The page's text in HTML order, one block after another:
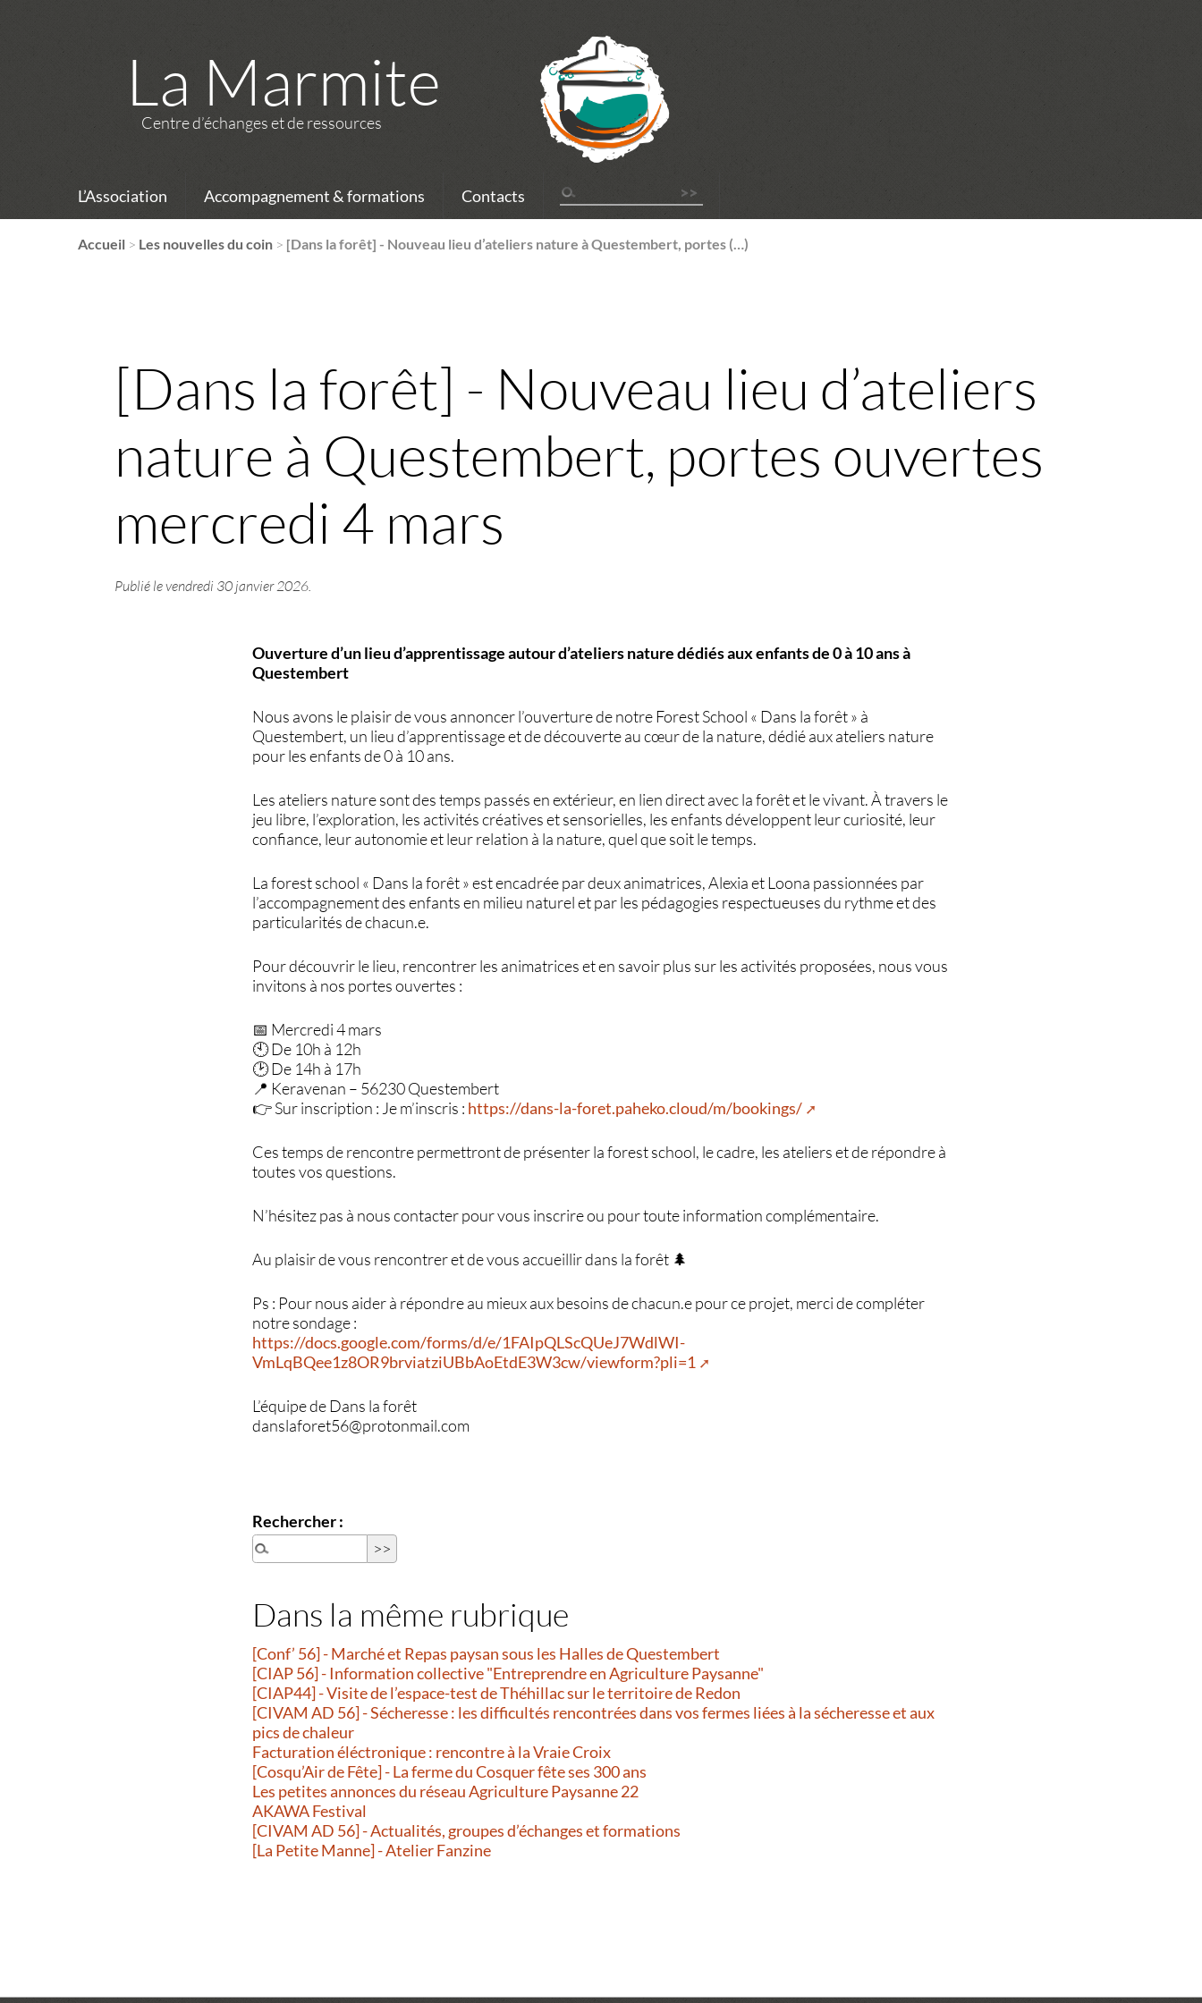
La Marmite
Centre d’échanges et de ressources
L’Association Accompagnement & formations Contacts
Accueil > Les nouvelles du coin > [Dans la forêt] - Nouveau lieu d’ateliers nature à Questembert, portes (…)
[Dans la forêt] - Nouveau lieu d’ateliers
nature à Questembert, portes ouvertes
mercredi 4 mars
Publié levendredi 30 janvier 2026.
Ouverture d’un lieu d’apprentissage autour d’ateliers nature dédiés aux enfants de 0 à 10 ans à
Questembert
Nous avons le plaisir de vous annoncer l’ouverture de notre Forest School « Dans la forêt » à
Questembert, un lieu d’apprentissage et de découverte au cœur de la nature, dédié aux ateliers nature
pour les enfants de 0 à 10 ans.
Les ateliers nature sont des temps passés en extérieur, en lien direct avec la forêt et le vivant. À travers le
jeu libre, l’exploration, les activités créatives et sensorielles, les enfants développent leur curiosité, leur
confiance, leur autonomie et leur relation à la nature, quel que soit le temps.
La forest school « Dans la forêt » est encadrée par deux animatrices, Alexia et Loona passionnées par
l’accompagnement des enfants en milieu naturel et par les pédagogies respectueuses du rythme et des
particularités de chacun.e.
Pour découvrir le lieu, rencontrer les animatrices et en savoir plus sur les activités proposées, nous vous
invitons à nos portes ouvertes :
📅 Mercredi 4 mars
🕙 De 10h à 12h
🕑 De 14h à 17h
📍 Keravenan – 56230 Questembert
👉 Sur inscription : Je m’inscris : https://dans-la-foret.paheko.cloud/m/bookings/
Ces temps de rencontre permettront de présenter la forest school, le cadre, les ateliers et de répondre à
toutes vos questions.
N’hésitez pas à nous contacter pour vous inscrire ou pour toute information complémentaire.
Au plaisir de vous rencontrer et de vous accueillir dans la forêt 🌲
Ps : Pour nous aider à répondre au mieux aux besoins de chacun.e pour ce projet, merci de compléter
notre sondage :
https://docs.google.com/forms/d/e/1FAIpQLScQUeJ7WdlWI-
VmLqBQee1z8OR9brviatziUBbAoEtdE3W3cw/viewform?pli=1
L’équipe de Dans la forêt
danslaforet56@protonmail.com
Rechercher :
Dans la même rubrique
[Conf’ 56] - Marché et Repas paysan sous les Halles de Questembert
[CIAP 56] - Information collective "Entreprendre en Agriculture Paysanne"
[CIAP44] - Visite de l’espace-test de Théhillac sur le territoire de Redon
[CIVAM AD 56] - Sécheresse : les difficultés rencontrées dans vos fermes liées à la sécheresse et aux
pics de chaleur
Facturation éléctronique : rencontre à la Vraie Croix
[Cosqu’Air de Fête] - La ferme du Cosquer fête ses 300 ans
Les petites annonces du réseau Agriculture Paysanne 22
AKAWA Festival
[CIVAM AD 56] - Actualités, groupes d’échanges et formations
[La Petite Manne] - Atelier Fanzine